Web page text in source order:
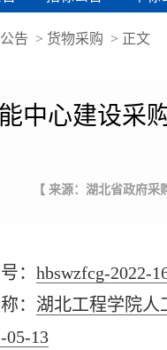
告 > 货物采购 > 正文
中心建设采
【 来源：湖北省政府
： hbswzfcg-2022-
： 湖北工程学院人
05-13